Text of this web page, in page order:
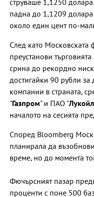
струваше 1,1250
падна до 1,1209 долара
около един цент по-
След като
преустанови
срина до рекордно
достигайки 90 рубли
компании в страната,
"Газпром" и ПАО "Лукойл
началото на сесията
Според Bloomberg
планирала да
време, но до момента
Фючърсният пазар
проценти с поне 500